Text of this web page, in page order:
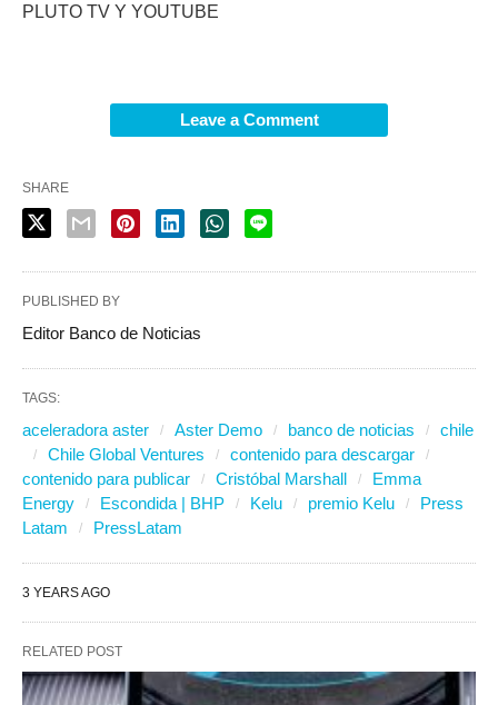
PLUTO TV Y YOUTUBE
Leave a Comment
SHARE
PUBLISHED BY
Editor Banco de Noticias
TAGS:
aceleradora aster Aster Demo banco de noticias
chile
Chile Global Ventures
contenido para descargar
contenido para publicar
Cristóbal Marshall
Emma
Energy
Escondida | BHP Kelu premio Kelu
Press
Latam
PressLatam
3 YEARS AGO
RELATED POST